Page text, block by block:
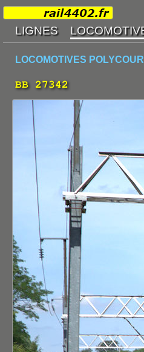
LOCOMOTIVES
BB 27342